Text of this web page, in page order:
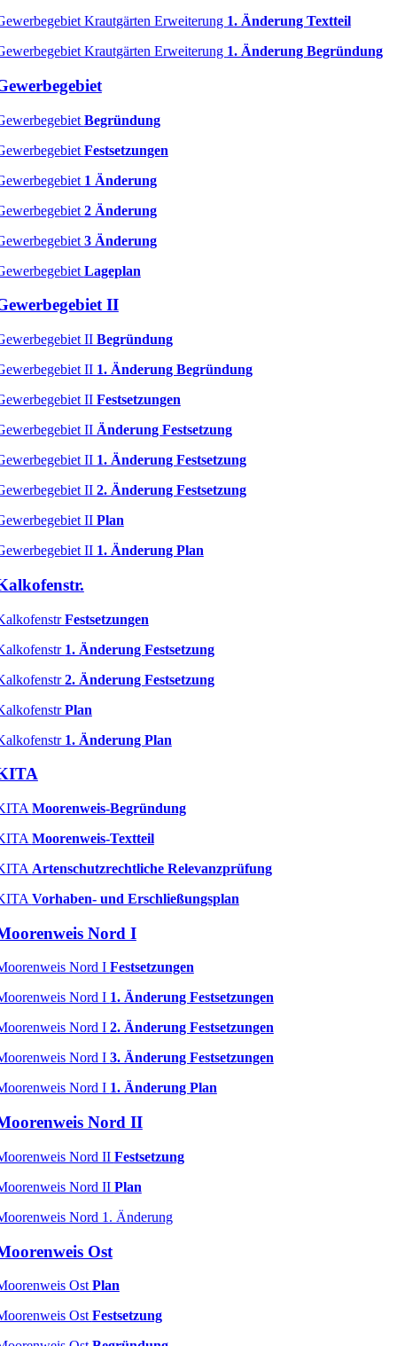
Krautgärten Erweiterung 1. Änderung Textteil
Krautgärten Erweiterung 1. Änderung Begründung
Begründung
Festsetzungen
1 Änderung
2 Änderung
3 Änderung
Lageplan
II
II Begründung
II 1. Änderung Begründung
II Festsetzungen
II Änderung Festsetzung
II 1. Änderung Festsetzung
II 2. Änderung Festsetzung
II Plan
II 1. Änderung Plan
Festsetzungen
1. Änderung Festsetzung
2. Änderung Festsetzung
Plan
1. Änderung Plan
Moorenweis-Begründung
Moorenweis-Textteil
Artenschutzrechtliche Relevanzprüfung
Vorhaben- und Erschließungsplan
Nord I
Nord I Festsetzungen
Nord I 1. Änderung Festsetzungen
Nord I 2. Änderung Festsetzungen
Nord I 3. Änderung Festsetzungen
Nord I 1. Änderung Plan
Nord II
Nord II Festsetzung
Nord II Plan
Nord 1. Änderung
Ost
Ost Plan
Ost Festsetzung